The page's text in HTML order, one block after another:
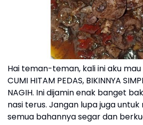
Hai teman-teman, kali ini aku
CUMI HITAM PEDAS, BIKINNYA
NAGIH. Ini dijamin enak banget
nasi terus. Jangan lupa juga
semua bahannya segar dan